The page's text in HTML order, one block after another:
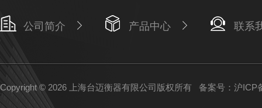
公司简介 产品中心 联系
Copyright © 2026 上海台迈衡器有限公司版权所有 备案号：沪ICP